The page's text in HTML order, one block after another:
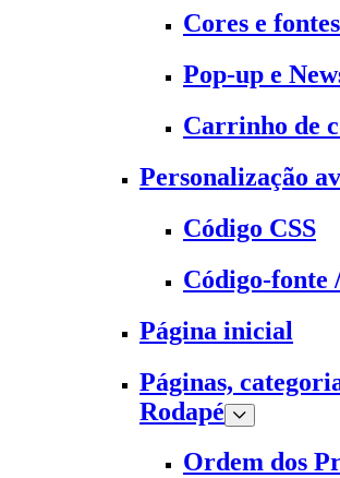
Cores e fontes
Pop-up e
Carrinho de
Personalização
Código CSS
Código-fonte
Página inicial
Páginas,
Rodapé
Ordem dos